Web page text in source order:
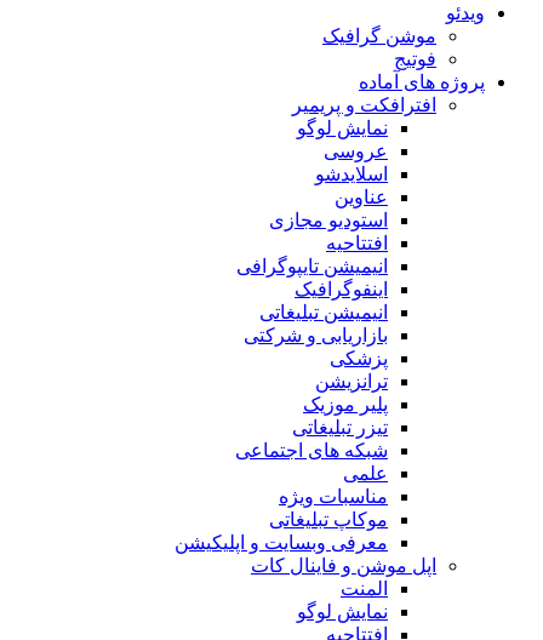
ویدئو
موشن گرافیک
فوتیج
پروژه های آماده
افترافکت و پریمیر
نمایش لوگو
عروسی
اسلایدشو
عناوین
استودیو مجازی
افتتاحیه
انیمیشن تایپوگرافی
اینفوگرافیک
انیمیشن تبلیغاتی
بازاریابی و شرکتی
پزشکی
ترانزیشن
پلیر موزیک
تیزر تبلیغاتی
شبکه های اجتماعی
علمی
مناسبات ویژه
موکاپ تبلیغاتی
معرفی وبسایت و اپلیکیشن
اپل موشن و فاینال کات
المنت
نمایش لوگو
افتتاحیه